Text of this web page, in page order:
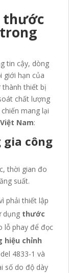
thước
tin cậy, dòng
giới hạn của
thiết bị
chất lượng
mang lại
Nam:
công
thời gian đo
suất.
phải thiết lập
dụng thước
lỗ phay để đọc
hiệu chỉnh
4833-1 và
số do độ dày